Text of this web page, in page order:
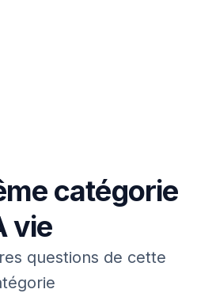
catégorie
vie
questions de cette